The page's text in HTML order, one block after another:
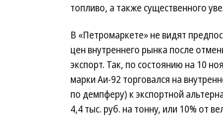
топливо, а также существенного
В «Петромаркете» не видят
цен внутреннего рынка после
экспорт. Так, по состоянию на 10
марки Аи-92 торговался на
по демпферу) к экспортной
4,4 тыс. руб. на тонну, или 10% от